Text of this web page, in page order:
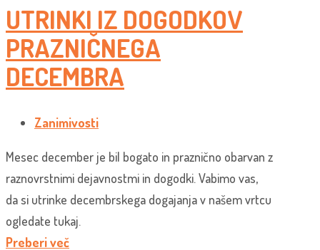
UTRINKI IZ DOGODKOV
PRAZNIČNEGA
DECEMBRA
Zanimivosti
Mesec december je bil bogato in praznično obarvan z
raznovrstnimi dejavnostmi in dogodki. Vabimo vas,
da si utrinke decembrskega dogajanja v našem vrtcu
ogledate tukaj.
Preberi več